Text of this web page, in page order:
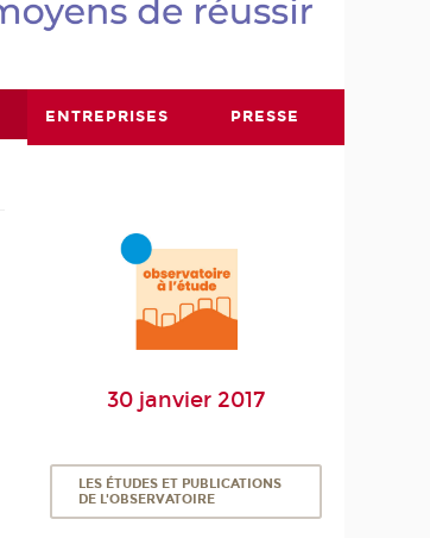
ENTREPRISES PRESSE
30 janvier 2017
LES ÉTUDES ET PUBLICATIONS
DE L'OBSERVATOIRE